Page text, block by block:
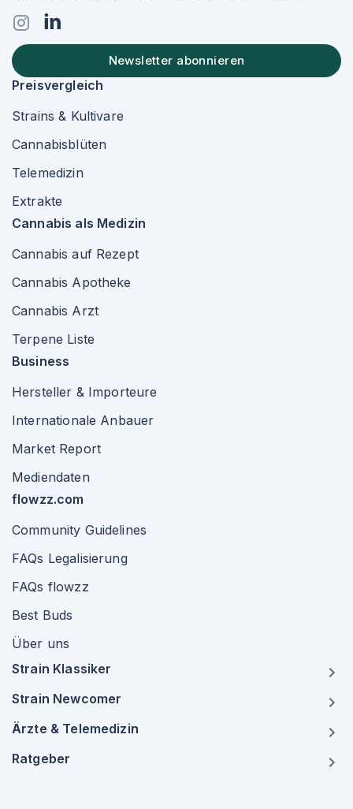
Newsletter abonnieren
Preisvergleich
Strains & Kultivare
Cannabisblüten
Telemedizin
Extrakte
Cannabis als Medizin
Cannabis auf Rezept
Cannabis Apotheke
Cannabis Arzt
Terpene Liste
Business
Hersteller & Importeure
Internationale Anbauer
Market Report
Mediendaten
flowzz.com
Community Guidelines
FAQs Legalisierung
FAQs flowzz
Best Buds
Über uns
Strain Klassiker
Strain Newcomer
Ärzte & Telemedizin
Ratgeber